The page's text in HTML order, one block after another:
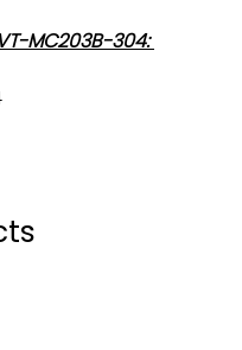
MC203B-304: